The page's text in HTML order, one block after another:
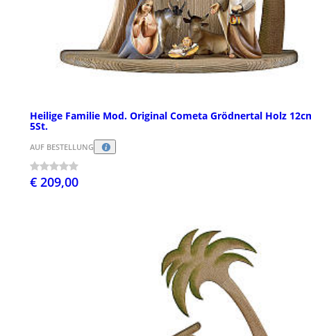
Heilige Familie Mod. Original Cometa Grödnertal Holz
5St.
AUF BESTELLUNG
€ 209,00